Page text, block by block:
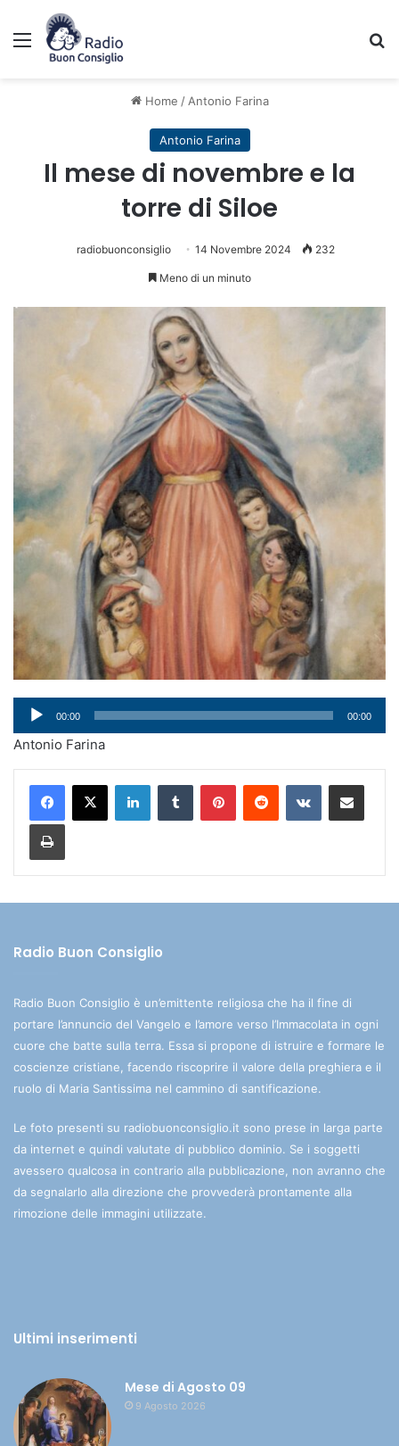
Menu
Home / Antonio Farina
Antonio Farina
Il mese di novembre e la
torre di Siloe
radiobuonconsiglio 14 Novembre 2024 232
Meno di un minuto
Audio
Player
00:00 00:00
Antonio Farina
Radio Buon Consiglio
Radio Buon Consiglio è un’emittente religiosa che ha il fine di
portare l’annuncio del Vangelo e l’amore verso l’Immacolata in ogni
cuore che batte sulla terra. Essa si propone di istruire e formare le
coscienze cristiane, facendo riscoprire il valore della preghiera e il
ruolo di Maria Santissima nel cammino di santificazione.
Le foto presenti su radiobuonconsiglio.it sono prese in larga parte
da internet e quindi valutate di pubblico dominio. Se i soggetti
avessero qualcosa in contrario alla pubblicazione, non avranno che
da segnalarlo alla direzione che provvederà prontamente alla
rimozione delle immagini utilizzate.
Ultimi inserimenti
Mese di Agosto 09
9 Agosto 2026